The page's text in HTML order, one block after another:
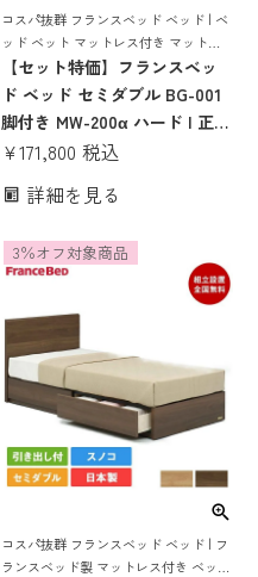
コスパ抜群 フランスベッド ベッド | ベ
ッド ベット マットレス付き マットレ
スセット 脚付き スノコ すのこ すのこ
ベッド 宮付き 宮 棚 コンセント付き コ
【セット特価】フランスベッ
ド ベッド セミダブル BG-001
脚付き MW-200α ハード | 正規
品 フランスベッド製 セミダブ
トレスセット ベッドセット マ
付き おしゃれ コンパクト すの
こ スノコ 国産 bg-001 腰痛 mh
¥171,800 税込
詳細を見る
コスパ抜群 フランスベッド ベッド | フ
ランスベッド製 マットレス付き ベット
3％オフ対象商品